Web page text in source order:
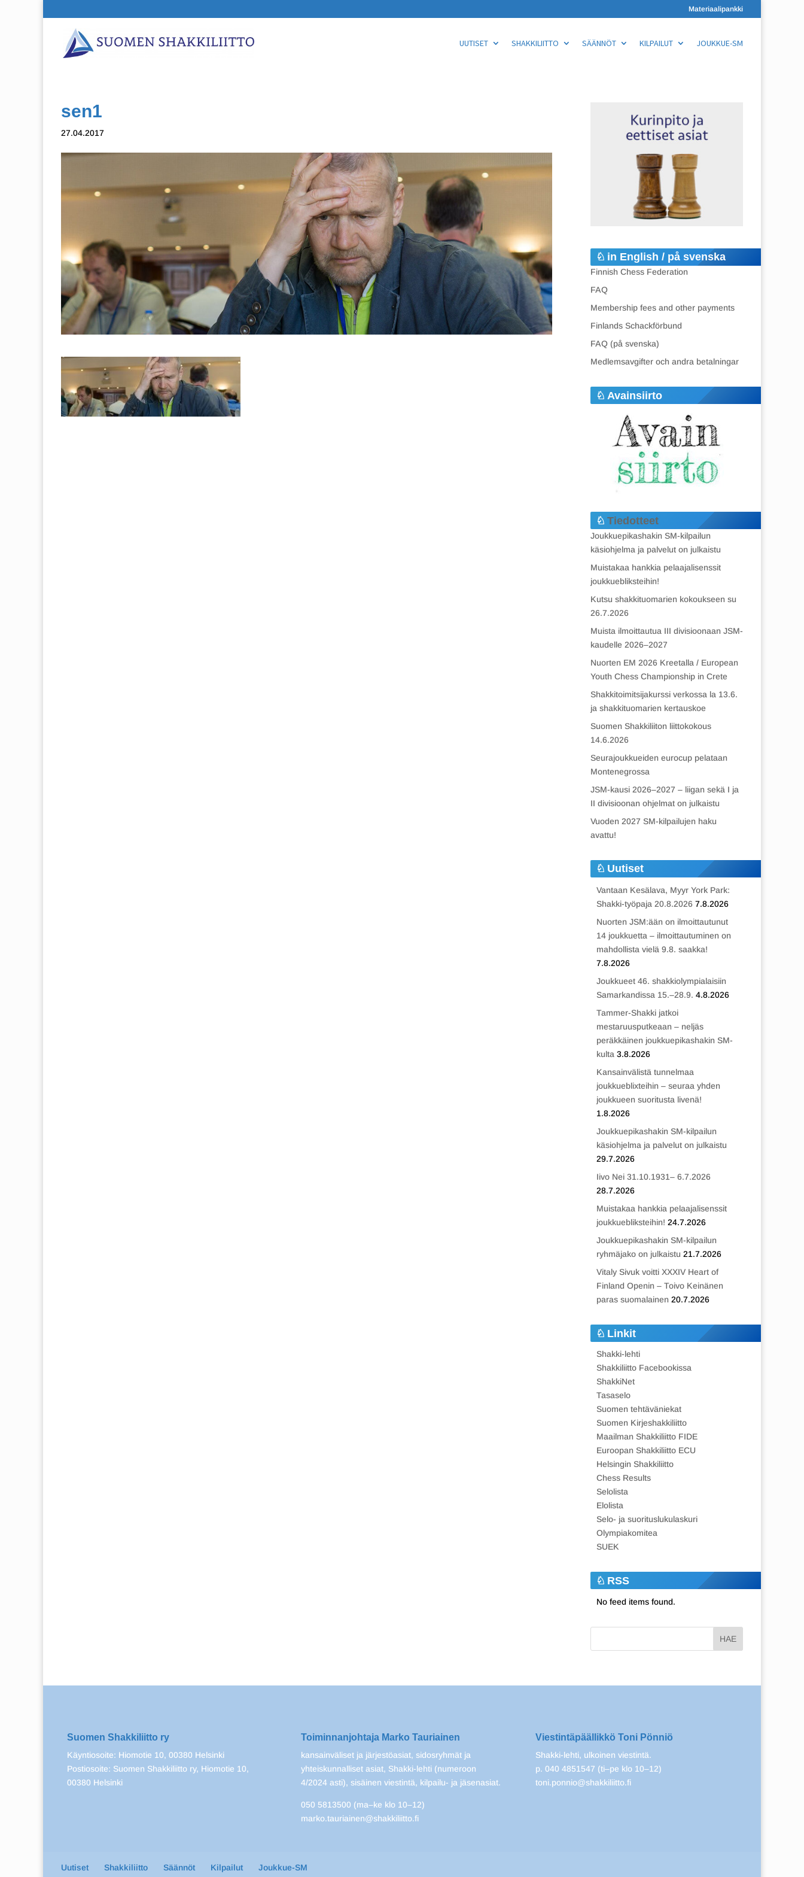
Materiaalipankki
UUTISET SHAKKILIITTO SÄÄNNÖT KILPAILUT JOUKKUE-SM
sen1
27.04.2017
in English / på svenska
Finnish Chess Federation
FAQ
Membership fees and other payments
Finlands Schackförbund
FAQ (på svenska)
Medlemsavgifter och andra betalningar
Avainsiirto
Tiedotteet
Joukkuepikashakin SM-kilpailun
käsiohjelma ja palvelut on julkaistu
Muistakaa hankkia pelaajalisenssit
joukkuebliksteihin!
Kutsu shakkituomarien kokoukseen su
26.7.2026
Muista ilmoittautua III divisioonaan JSM-
kaudelle 2026–2027
Nuorten EM 2026 Kreetalla / European
Youth Chess Championship in Crete
Shakkitoimitsijakurssi verkossa la 13.6.
ja shakkituomarien kertauskoe
Suomen Shakkiliiton liittokokous
14.6.2026
Seurajoukkueiden eurocup pelataan
Montenegrossa
JSM-kausi 2026–2027 – liigan sekä I ja
II divisioonan ohjelmat on julkaistu
Vuoden 2027 SM-kilpailujen haku
avattu!
Uutiset
Vantaan Kesälava, Myyr York Park:
Shakki-työpaja 20.8.2026 7.8.2026
Nuorten JSM:ään on ilmoittautunut
14 joukkuetta – ilmoittautuminen on
mahdollista vielä 9.8. saakka!
7.8.2026
Joukkueet 46. shakkiolympialaisiin
Samarkandissa 15.–28.9. 4.8.2026
Tammer-Shakki jatkoi
mestaruusputkeaan – neljäs
peräkkäinen joukkuepikashakin SM-
kulta 3.8.2026
Kansainvälistä tunnelmaa
joukkueblixteihin – seuraa yhden
joukkueen suoritusta livenä!
1.8.2026
Joukkuepikashakin SM-kilpailun
käsiohjelma ja palvelut on julkaistu
29.7.2026
Iivo Nei 31.10.1931– 6.7.2026
28.7.2026
Muistakaa hankkia pelaajalisenssit
joukkuebliksteihin! 24.7.2026
Joukkuepikashakin SM-kilpailun
ryhmäjako on julkaistu 21.7.2026
Vitaly Sivuk voitti XXXIV Heart of
Finland Openin – Toivo Keinänen
paras suomalainen 20.7.2026
Linkit
Shakki-lehti
Shakkiliitto Facebookissa
ShakkiNet
Tasaselo
Suomen tehtäväniekat
Suomen Kirjeshakkiliitto
Maailman Shakkiliitto FIDE
Euroopan Shakkiliitto ECU
Helsingin Shakkiliitto
Chess Results
Selolista
Elolista
Selo- ja suorituslukulaskuri
Olympiakomitea
SUEK
RSS
No feed items found.
Suomen Shakkiliitto ry
Käyntiosoite: Hiomotie 10, 00380 Helsinki
Postiosoite: Suomen Shakkiliitto ry, Hiomotie 10,
00380 Helsinki
Toiminnanjohtaja Marko Tauriainen
kansainväliset ja järjestöasiat, sidosryhmät ja
yhteiskunnalliset asiat, Shakki-lehti (numeroon
4/2024 asti), sisäinen viestintä, kilpailu- ja jäsenasiat.
050 5813500 (ma–ke klo 10–12)
marko.tauriainen@shakkiliitto.fi
Viestintäpäällikkö Toni Pönniö
Shakki-lehti, ulkoinen viestintä.
p. 040 4851547 (ti–pe klo 10–12)
toni.ponnio@shakkiliitto.fi
Uutiset Shakkiliitto Säännöt Kilpailut Joukkue-SM